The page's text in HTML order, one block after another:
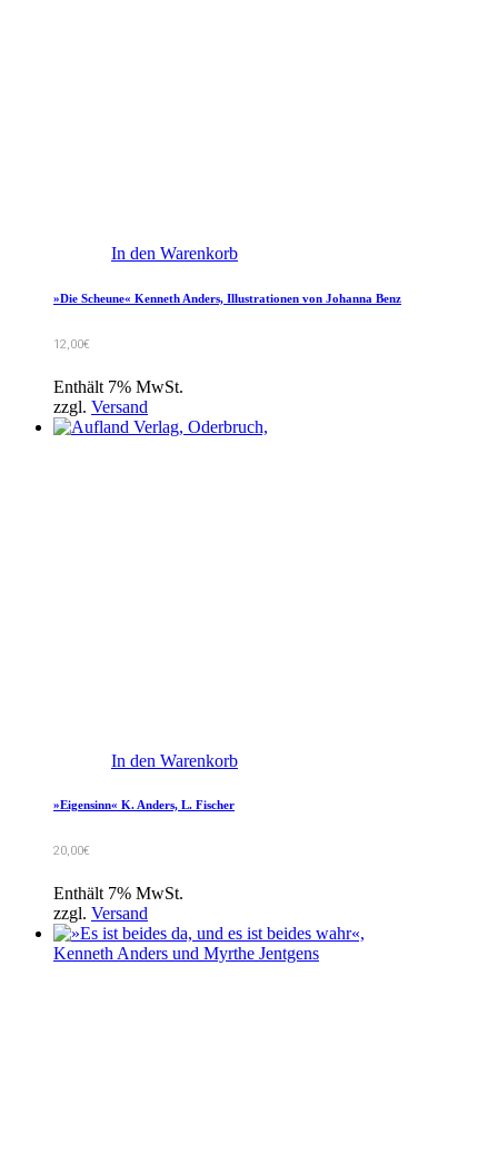
In den Warenkorb
»Die Scheune« Kenneth Anders, Illustrationen von Johanna Benz
12,00€
Enthält 7% MwSt.
zzgl. Versand
In den Warenkorb
»Eigensinn« K. Anders, L. Fischer
20,00€
Enthält 7% MwSt.
zzgl. Versand